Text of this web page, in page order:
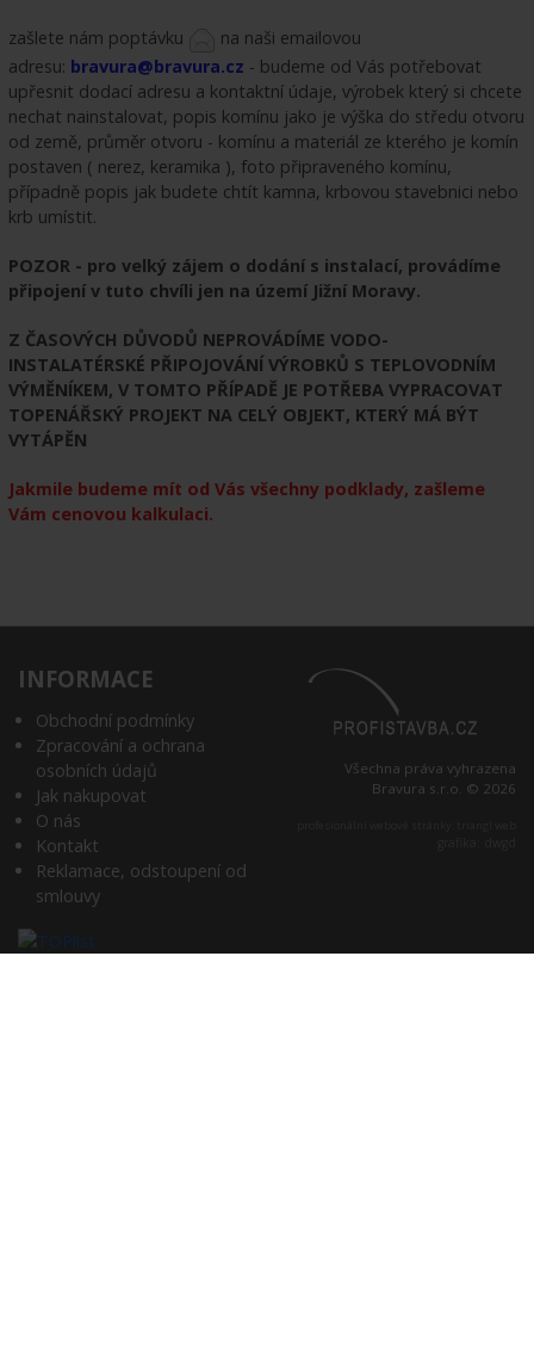
zašlete nám poptávku
na naši emailovou
adresu: bravura@bravura.cz - budeme od Vás potřebovat
upřesnit dodací adresu a kontaktní údaje, výrobek který si chcete
nechat nainstalovat, popis komínu jako je výška do středu otvoru
od země, průměr otvoru - komínu a materiál ze kterého je komín
postaven ( nerez, keramika ), foto připraveného komínu,
případně popis jak budete chtít kamna, krbovou stavebnici nebo
krb umístit.
POZOR - pro velký zájem o dodání s instalací, provádíme
připojení v tuto chvíli jen na území Jižní Moravy.
Z ČASOVÝCH DŮVODŮ NEPROVÁDÍME VODO-
INSTALATÉRSKÉ PŘIPOJOVÁNÍ VÝROBKŮ S TEPLOVODNÍM
VÝMĚNÍKEM, V TOMTO PŘÍPADĚ JE POTŘEBA VYPRACOVAT
TOPENÁŘSKÝ PROJEKT NA CELÝ OBJEKT, KTERÝ MÁ BÝT
VYTÁPĚN
Jakmile budeme mít od Vás všechny podklady, zašleme
Vám cenovou kalkulaci.
INFORMACE
Obchodní podmínky
Zpracování a ochrana
osobních údajů
Jak nakupovat
O nás
Kontakt
Reklamace, odstoupení od
smlouvy
Všechna práva vyhrazena
Bravura s.r.o. © 2026